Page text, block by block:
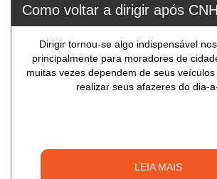
Como voltar a dirigir após
Dirigir tornou-se algo indispensável
principalmente para moradores de
muitas vezes dependem de seus
realizar seus afazeres do dia-a-
LEIA MAIS